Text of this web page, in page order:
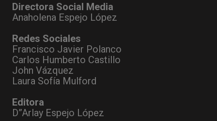
Directora Social Media
Anaholena Espejo López
Redes Sociales
Francisco Javier Polanco
Carlos Humberto Castillo
John Vázquez
Laura Sofía Mulford
Editora
D”Arlay Espejo López